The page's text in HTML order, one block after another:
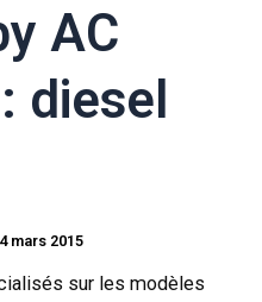
AC
diesel
mars 2015
sur les modèles